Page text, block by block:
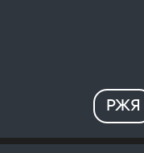
РЖЯ